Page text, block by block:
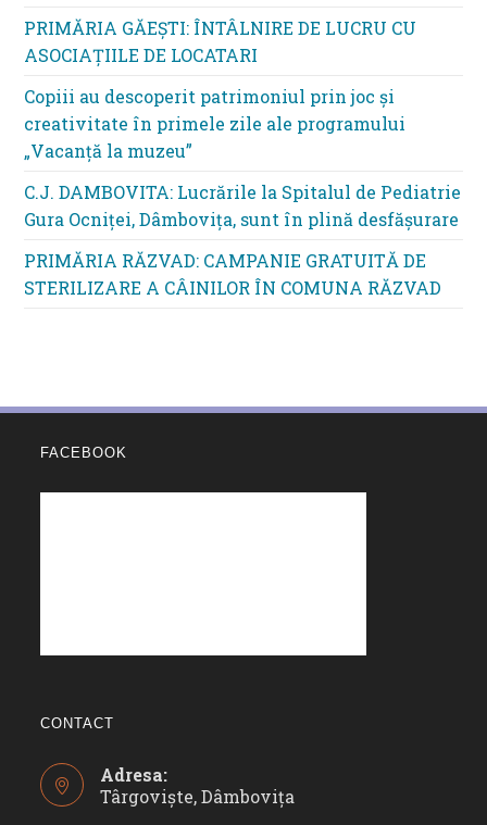
PRIMĂRIA GĂEȘTI: ÎNTÂLNIRE DE LUCRU CU
ASOCIAȚIILE DE LOCATARI
Copiii au descoperit patrimoniul prin joc și
creativitate în primele zile ale programului
„Vacanță la muzeu”
C.J. DAMBOVITA: Lucrările la Spitalul de Pediatrie
Gura Ocniței, Dâmbovița, sunt în plină desfășurare
PRIMĂRIA RĂZVAD: CAMPANIE GRATUITĂ DE
STERILIZARE A CÂINILOR ÎN COMUNA RĂZVAD
FACEBOOK
CONTACT
Adresa:
Târgoviște, Dâmbovița